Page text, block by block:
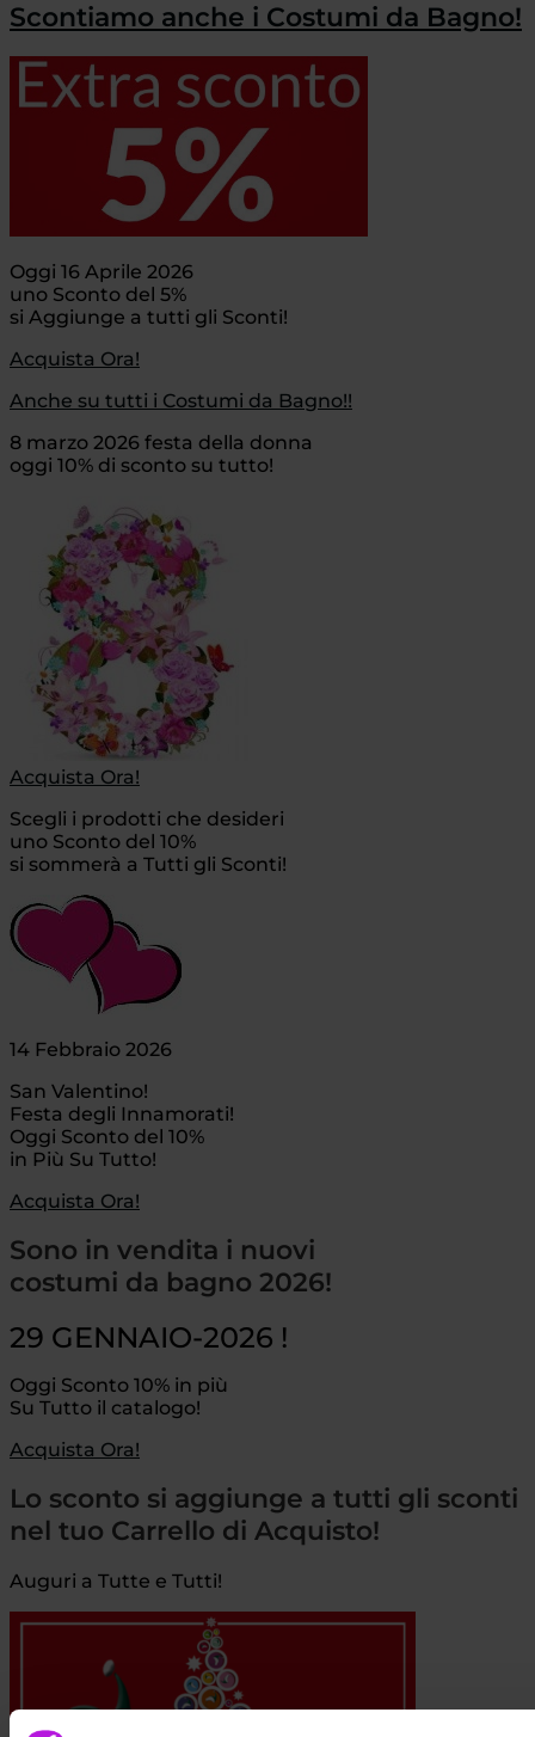
Scontiamo anche i Costumi da Bagno!
Oggi 16 Aprile 2026
uno Sconto del 5%
si Aggiunge a tutti gli Sconti!
Acquista Ora!
Anche su tutti i Costumi da Bagno!!
8 marzo 2026 festa della donna
oggi 10% di sconto su tutto!
Acquista Ora!
Scegli i prodotti che desideri
uno Sconto del 10%
si sommerà a Tutti gli Sconti!
14 Febbraio 2026
San Valentino!
Festa degli Innamorati!
Oggi Sconto del 10%
in Più Su Tutto!
Acquista Ora!
Sono in vendita i nuovi
costumi da bagno 2026!
29 GENNAIO-2026 !
Oggi Sconto 10% in più
Su Tutto il catalogo!
Acquista Ora!
Lo sconto si aggiunge a tutti gli sconti
nel tuo Carrello di Acquisto!
Auguri a Tutte e Tutti!